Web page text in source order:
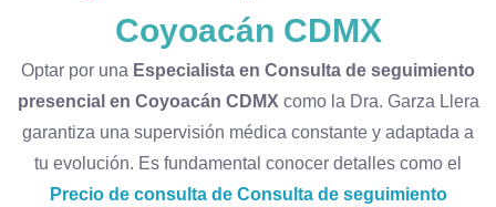
Coyoacán CDMX
Optar por una Especialista en Consulta de seguimiento
presencial en Coyoacán CDMX como la Dra. Garza Llera
garantiza una supervisión médica constante y adaptada a
tu evolución. Es fundamental conocer detalles como el
Precio de consulta de Consulta de seguimiento